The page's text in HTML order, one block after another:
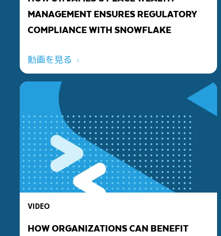
MANAGEMENT ENSURES REGULATORY
COMPLIANCE WITH SNOWFLAKE
動画を見る
VIDEO
HOW ORGANIZATIONS CAN BENEFIT